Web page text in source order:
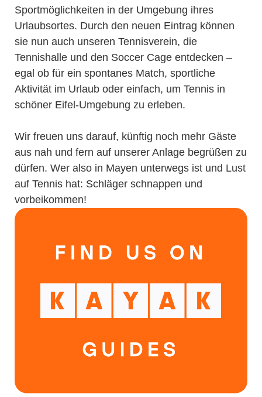
Sportmöglichkeiten in der Umgebung ihres
Urlaubsortes. Durch den neuen Eintrag können
sie nun auch unseren Tennisverein, die
Tennishalle und den Soccer Cage entdecken –
egal ob für ein spontanes Match, sportliche
Aktivität im Urlaub oder einfach, um Tennis in
schöner Eifel-Umgebung zu erleben.
Wir freuen uns darauf, künftig noch mehr Gäste
aus nah und fern auf unserer Anlage begrüßen zu
dürfen. Wer also in Mayen unterwegs ist und Lust
auf Tennis hat: Schläger schnappen und
vorbeikommen!